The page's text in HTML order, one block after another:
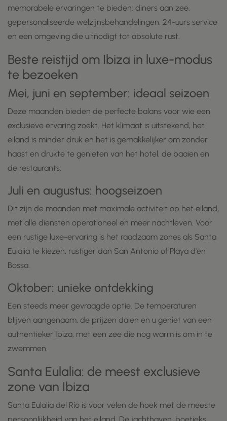
memorabele ervaringen te bieden: diners aan zee,
gepersonaliseerde welzijnsbehandelingen, 24-uurs service
en een omgeving die uitnodigt tot absolute rust.
Beste reistijd om Ibiza in luxe-modus
te bezoeken
Mei, juni en september: ideaal seizoen
Deze maanden bieden de perfecte balans voor wie een
exclusieve ervaring zoekt. Het klimaat is uitstekend, het
eiland is minder druk en het is gemakkelijker om zonder
haast en drukte te genieten van het hotel, de baaien en
de restaurants.
Juli en augustus: hoogseizoen
Dit zijn de maanden met maximale activiteit op het eiland,
met alle diensten operationeel en meer nachtleven. Voor
een rustige luxe-ervaring is het raadzaam zones als Santa
Eulalia te kiezen, rustiger dan San Antonio of Playa d'en
Bossa.
Oktober: unieke ontdekking
Een steeds meer gevraagde optie. De temperaturen
blijven aangenaam, de prijzen dalen en u geniet van een
authentieker Ibiza, met een zee die nog warm is om in te
zwemmen.
Santa Eulalia: de meest exclusieve
zone van Ibiza
Santa Eulalia del Río is voor velen de hoek met de meeste